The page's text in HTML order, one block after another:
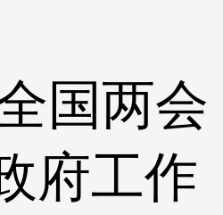
国两会
府工作